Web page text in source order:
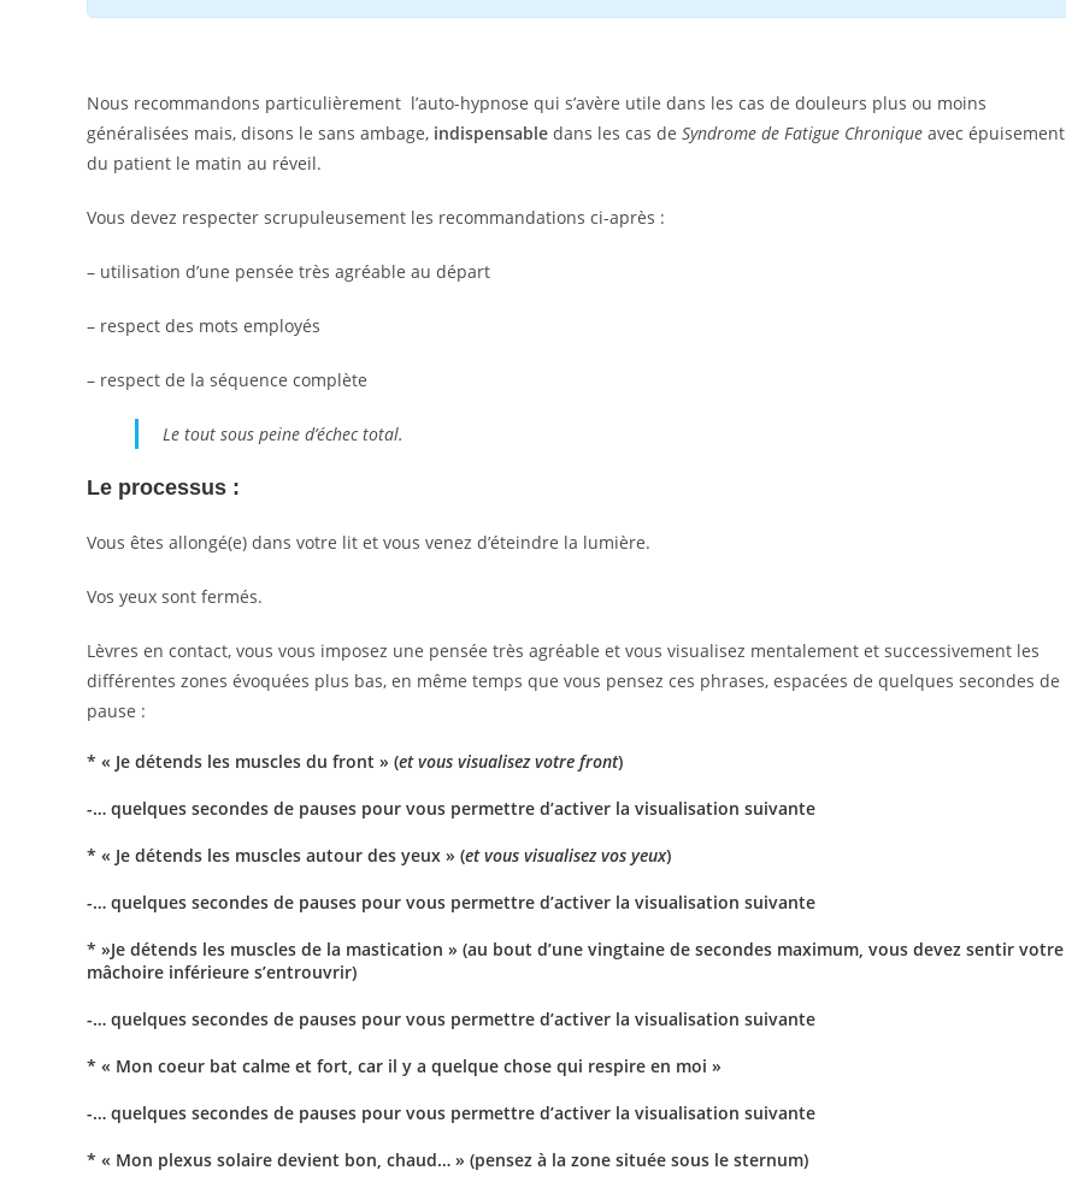
Nous recommandons particulièrement l’auto-hypnose qui s’avère utile dans les cas de douleurs plus ou moins
généralisées mais, disons le sans ambage, indispensable dans les cas de Syndrome de Fatigue Chronique avec épuisement
du patient le matin au réveil.
Vous devez respecter scrupuleusement les recommandations ci-après :
– utilisation d’une pensée très agréable au départ
– respect des mots employés
– respect de la séquence complète
Le tout sous peine d’échec total.
Le processus :
Vous êtes allongé(e) dans votre lit et vous venez d’éteindre la lumière.
Vos yeux sont fermés.
Lèvres en contact, vous vous imposez une pensée très agréable et vous visualisez mentalement et successivement les
différentes zones évoquées plus bas, en même temps que vous pensez ces phrases, espacées de quelques secondes de
pause :
* « Je détends les muscles du front » (et vous visualisez votre front)
-… quelques secondes de pauses pour vous permettre d’activer la visualisation suivante
* « Je détends les muscles autour des yeux » (et vous visualisez vos yeux)
-… quelques secondes de pauses pour vous permettre d’activer la visualisation suivante
* »Je détends les muscles de la mastication » (au bout d’une vingtaine de secondes maximum, vous devez sentir votre
mâchoire inférieure s’entrouvrir)
-… quelques secondes de pauses pour vous permettre d’activer la visualisation suivante
* « Mon coeur bat calme et fort, car il y a quelque chose qui respire en moi »
-… quelques secondes de pauses pour vous permettre d’activer la visualisation suivante
* « Mon plexus solaire devient bon, chaud… » (pensez à la zone située sous le sternum)